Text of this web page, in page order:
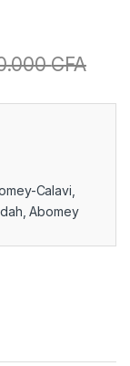
CFA
Calavi,
Abomey